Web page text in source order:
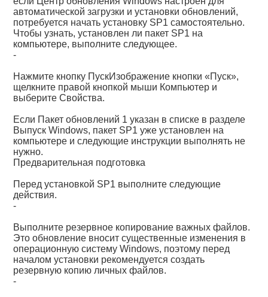
автоматической загрузки и установки обновлений,
потребуется начать установку SP1 самостоятельно.
Чтобы узнать, установлен ли пакет SP1 на
компьютере, выполните следующее.
-
Нажмите кнопку ПускИзображение кнопки «Пуск»,
щелкните правой кнопкой мыши Компьютер и
выберите Свойства.
Если Пакет обновлений 1 указан в списке в разделе
Выпуск Windows, пакет SP1 уже установлен на
компьютере и следующие инструкции выполнять не
нужно.
Предварительная подготовка
Перед установкой SP1 выполните следующие
действия.
-
Выполните резервное копирование важных файлов.
Это обновление вносит существенные изменения в
операционную систему Windows, поэтому перед
началом установки рекомендуется создать
резервную копию личных файлов.
-